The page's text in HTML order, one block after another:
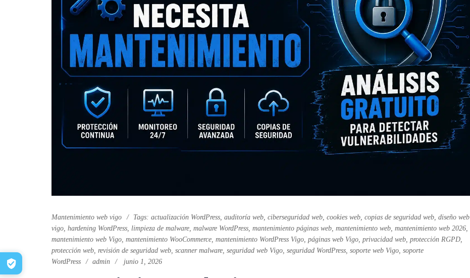
Mantenimiento web vigo Tags: actualización WordPress auditoría web ciberseguridad web cookies web copias de seguridad web diseño web
vigo hardening WordPress limpieza de malware malware WordPress mantenimiento páginas web mantenimiento web mantenimiento web 2026
mantenimiento web Vigo mantenimiento WooCommerce mantenimiento WordPress Vigo páginas web Vigo privacidad web protección RGPD
protección web revisión de seguridad web scanner malware seguridad web Vigo seguridad WordPress soporte web Vigo soporte
WordPress
admin junio 1, 2026